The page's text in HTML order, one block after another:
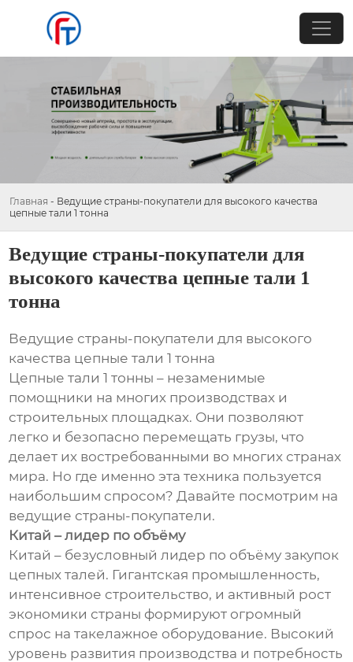
Главная - Ведущие страны-покупатели для высокого качества
цепные тали 1 тонна
Ведущие страны-покупатели для
высокого качества цепные тали 1
тонна
Ведущие страны-покупатели для высокого
качества цепные тали 1 тонна
Цепные тали 1 тонны – незаменимые
помощники на многих производствах и
строительных площадках. Они позволяют
легко и безопасно перемещать грузы, что
делает их востребованными во многих странах
мира. Но где именно эта техника пользуется
наибольшим спросом? Давайте посмотрим на
ведущие страны-покупатели.
Китай – лидер по объёму
Китай – безусловный лидер по объёму закупок
цепных талей. Гигантская промышленность,
интенсивное строительство, и активный рост
экономики страны формируют огромный
спрос на такелажное оборудование. Высокий
уровень развития производства и потребность